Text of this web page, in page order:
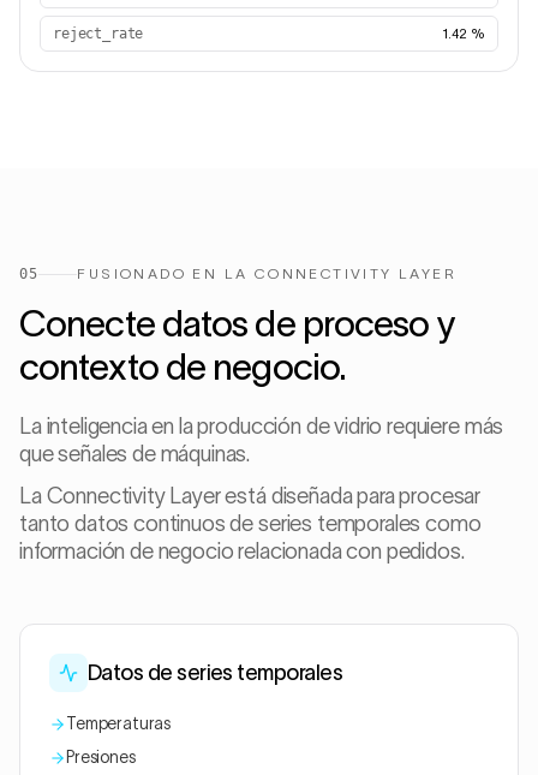
reject_rate 1.42 %
05 FUSIONADO EN LA CONNECTIVITY LAYER
Conecte datos de proceso y
contexto de negocio.
La inteligencia en la producción de vidrio requiere más
que señales de máquinas.
La Connectivity Layer está diseñada para procesar
tanto datos continuos de series temporales como
información de negocio relacionada con pedidos.
Datos de series temporales
Temperaturas
Presiones